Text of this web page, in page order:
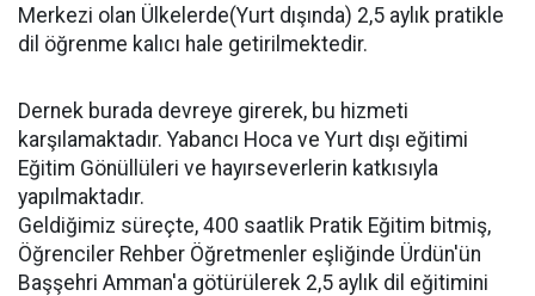
Merkezi olan Ülkelerde(Yurt dışında) 2,5 aylık pratikle
dil öğrenme kalıcı hale getirilmektedir.
Dernek burada devreye girerek, bu hizmeti
karşılamaktadır. Yabancı Hoca ve Yurt dışı eğitimi
Eğitim Gönüllüleri ve hayırseverlerin katkısıyla
yapılmaktadır.
Geldiğimiz süreçte, 400 saatlik Pratik Eğitim bitmiş,
Öğrenciler Rehber Öğretmenler eşliğinde Ürdün'ün
Başşehri Amman'a götürülerek 2,5 aylık dil eğitimini